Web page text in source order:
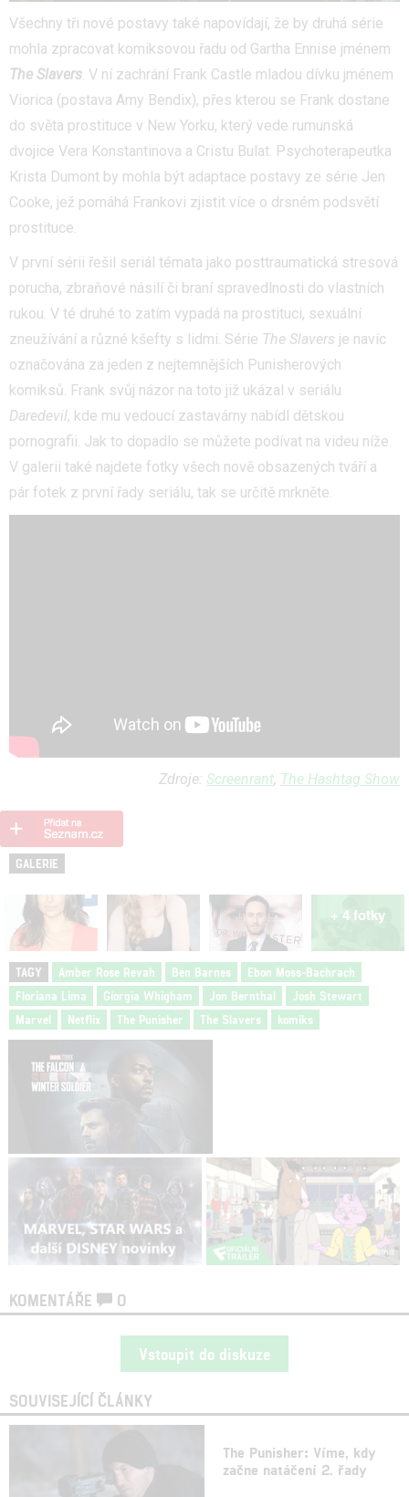
Všechny tři nové postavy také napovídají, že by druhá série
mohla zpracovat komiksovou řadu od Gartha Ennise jménem
The Slavers. V ní zachrání Frank Castle mladou dívku jménem
Viorica (postava Amy Bendix), přes kterou se Frank dostane
do světa prostituce v New Yorku, který vede rumunská
dvojice Vera Konstantinova a Cristu Bulat. Psychoterapeutka
Krista Dumont by mohla být adaptace postavy ze série Jen
Cooke, jež pomáhá Frankovi zjistit více o drsném podsvětí
prostituce.
V první sérii řešil seriál témata jako posttraumatická stresová
porucha, zbraňové násilí či braní spravedlnosti do vlastních
rukou. V té druhé to zatím vypadá na prostituci, sexuální
zneužívání a různé kšefty s lidmi. Série The Slavers je navíc
označována za jeden z nejtemnějších Punisherových
komiksů. Frank svůj názor na toto již ukázal v seriálu
Daredevil, kde mu vedoucí zastavárny nabídl dětskou
pornografii. Jak to dopadlo se můžete podívat na videu níže.
V galerii také najdete fotky všech nově obsazených tváří a
pár fotek z první řady seriálu, tak se určitě mrkněte.
Zdroje: Screenrant, The Hashtag Show
GALERIE
+ 4 fotky
TAGY Amber Rose Revah Ben Barnes
Ebon Moss-Bachrach
Floriana Lima
Giorgia Whigham Jon Bernthal
Josh Stewart
Marvel
Netflix The Punisher The Slavers komiks
KOMENTÁŘE 0
Vstoupit do diskuze
SOUVISEJÍCÍ ČLÁNKY
The Punisher: Víme, kdy
začne natáčení 2. řady